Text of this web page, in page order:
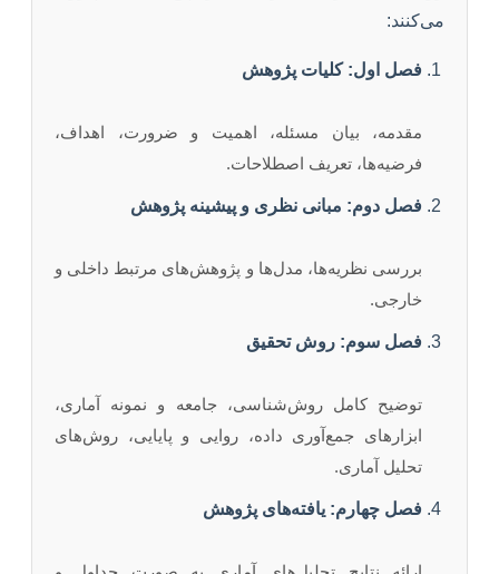
می‌کنند:
فصل اول: کلیات پژوهش
مقدمه، بیان مسئله، اهمیت و ضرورت، اهداف،
فرضیه‌ها، تعریف اصطلاحات.
فصل دوم: مبانی نظری و پیشینه پژوهش
بررسی نظریه‌ها، مدل‌ها و پژوهش‌های مرتبط داخلی و
خارجی.
فصل سوم: روش تحقیق
توضیح کامل روش‌شناسی، جامعه و نمونه آماری،
ابزارهای جمع‌آوری داده، روایی و پایایی، روش‌های
تحلیل آماری.
فصل چهارم: یافته‌های پژوهش